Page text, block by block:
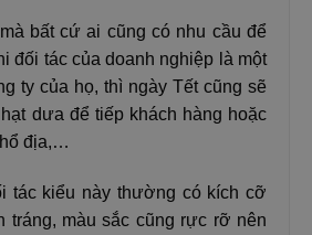
bất cứ ai cũng có nhu cầu để
đối tác của doanh nghiệp là một
ty của họ, thì ngày Tết cũng sẽ
dưa để tiếp khách hàng hoặc
địa,…
tác kiểu này thường có kích cỡ
tráng, màu sắc cũng rực rỡ nên